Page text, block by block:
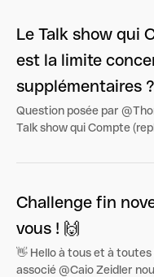
Le Talk show qui
est la limite
supplémentaires ?
Question posée par
Talk show qui Compte
Challenge fin
vous ! 🙌
👋 Hello à tous et à
associé @Caio Zeidler